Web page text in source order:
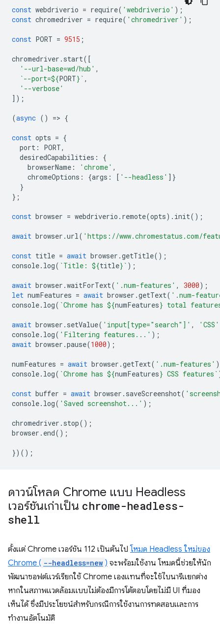
const webdriverio = require( 'webdriverio' );
const chromedriver = require( 'chromedriver' );
const PORT = 9515 ;
chromedriver . start([
'--url-base=wd/hub' ,
`--port=${PORT} ` ,
'--verbose'
]);
(async () => {
const opts = {
port : PORT,
desiredCapabilities :
{
browserName : 'chrome' ,
chromeOptions : {args : [ '--headless' ]}
}
};
const browser = webdriverio . remote(opts). init();
await browser .url( 'https://www.chromestatus.com/
const title = await browser .getTitle();
console. log( `Title: ${title} ` );
await browser .waitForText( '.num-features' , 3000);
let numFeatures = await browser .getText( '.num-
console. log( `Chrome has ${numFeatures} total
await browser . setValue( 'input[type="search"]' , 'CSS'
console. log( 'Filtering features...' );
await browser .pause(1000);
numFeatures = await browser .getText( '.num-features'
console. log( `Chrome has ${numFeatures} CSS features`
const buffer = await browser . saveScreenshot(
console. log( 'Saved screenshot...' );
chromedriver . stop();
browser . end();
})();
ดาวน์โหลด Chrome แบบ Headless
เวอร์ชันเก่าเป็น chrome-headless-
shell
ตั้งแต่ Chrome เวอร์ชัน 112 เป็นต้นไป โหมด Headless ใหม่ของ
Chrome ( --headless=new ) จะพร้อมใช้งาน โหมดนี้ช่วยให้นัก
พัฒนาซอฟต์แวร์เรียกใช้ Chrome เองแทนที่จะใช้ไบนารีแยกต่าง
หากในสภาพแวดล้อมแบบไม่ต้องมีการโต้ตอบโดยไม่มี UI ที่มอง
เห็นได้ ซึ่งมีประโยชน์สำหรับกรณีการใช้งานการทดสอบและการ
ทำงานอัตโนมัติ